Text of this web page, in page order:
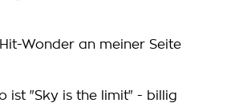
Wonder an meiner Seite
ist "Sky is the limit" - billig